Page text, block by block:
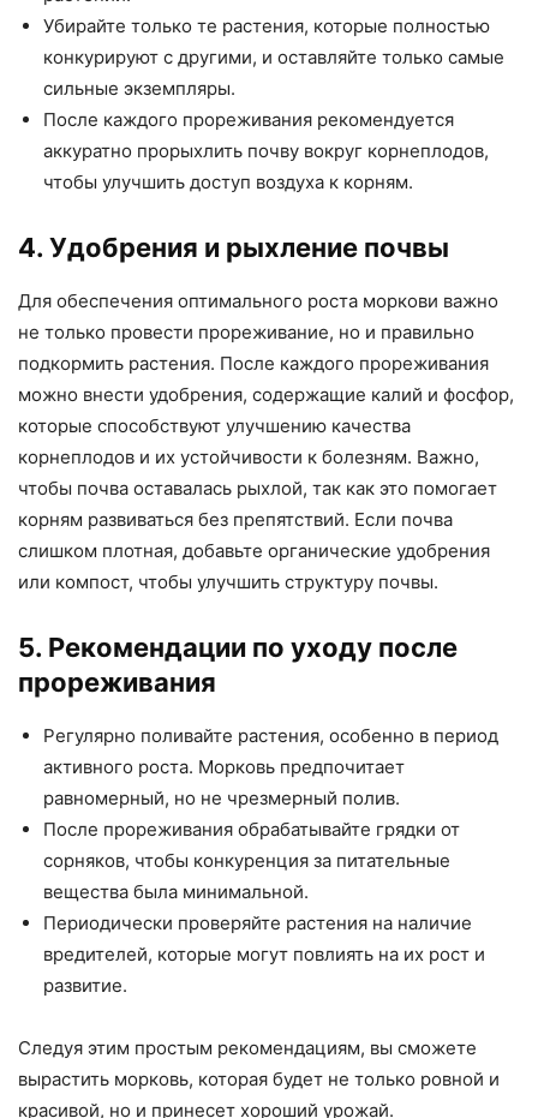
Убирайте только те растения, которые полностью
конкурируют с другими, и оставляйте только самые
сильные экземпляры.
После каждого прореживания рекомендуется
аккуратно прорыхлить почву вокруг корнеплодов,
чтобы улучшить доступ воздуха к корням.
4. Удобрения и рыхление почвы
Для обеспечения оптимального роста моркови важно
не только провести прореживание, но и правильно
подкормить растения. После каждого прореживания
можно внести удобрения, содержащие калий и фосфор,
которые способствуют улучшению качества
корнеплодов и их устойчивости к болезням. Важно,
чтобы почва оставалась рыхлой, так как это помогает
корням развиваться без препятствий. Если почва
слишком плотная, добавьте органические удобрения
или компост, чтобы улучшить структуру почвы.
5. Рекомендации по уходу после
прореживания
Регулярно поливайте растения, особенно в период
активного роста. Морковь предпочитает
равномерный, но не чрезмерный полив.
После прореживания обрабатывайте грядки от
сорняков, чтобы конкуренция за питательные
вещества была минимальной.
Периодически проверяйте растения на наличие
вредителей, которые могут повлиять на их рост и
развитие.
Следуя этим простым рекомендациям, вы сможете
вырастить морковь, которая будет не только ровной и
красивой, но и принесет хороший урожай.